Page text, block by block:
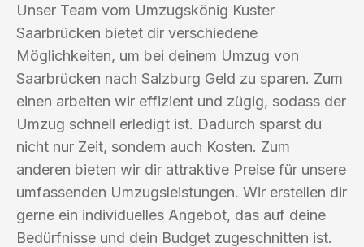
Unser Team vom Umzugskönig Kuster
Saarbrücken bietet dir verschiedene
Möglichkeiten, um bei deinem Umzug von
Saarbrücken nach Salzburg Geld zu sparen. Zum
einen arbeiten wir effizient und zügig, sodass der
Umzug schnell erledigt ist. Dadurch sparst du
nicht nur Zeit, sondern auch Kosten. Zum
anderen bieten wir dir attraktive Preise für unsere
umfassenden Umzugsleistungen. Wir erstellen dir
gerne ein individuelles Angebot, das auf deine
Bedürfnisse und dein Budget zugeschnitten ist.